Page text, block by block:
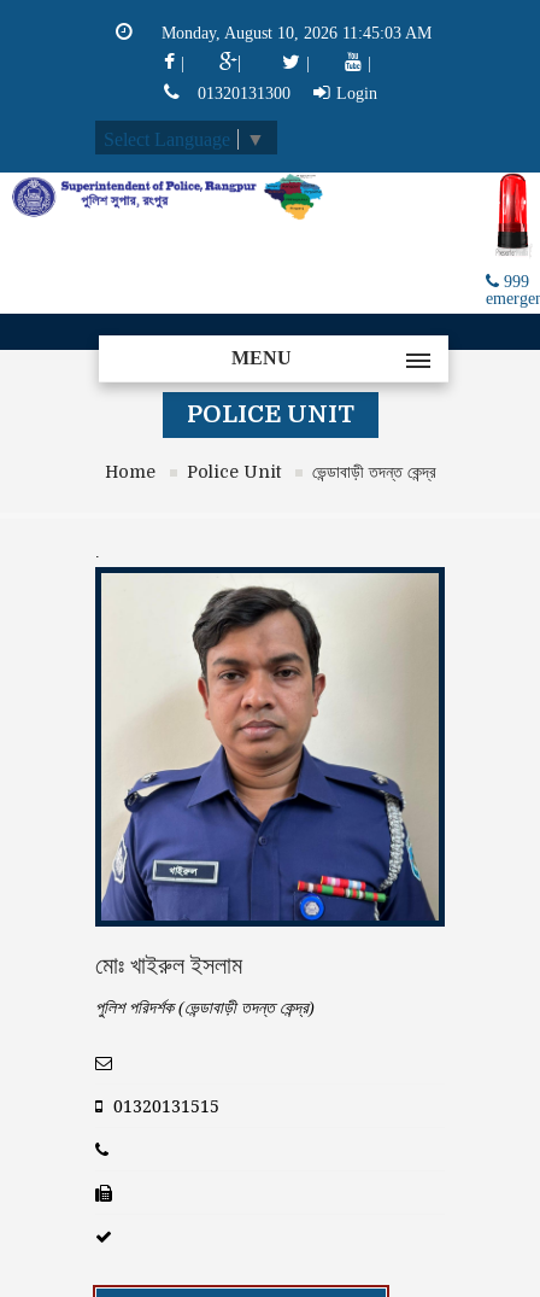
Monday, August 10, 2026 11:45:03 AM
|
01320131300
Login
Select Language ▼
999
MENU
POLICE UNIT
Home Police Unit ভেন্ডাবাড়ী তদন্ত কেন্দ্র
মোঃ খাইরুল ইসলাম
পুলিশ পরিদর্শক (ভেন্ডাবাড়ী তদন্ত কেন্দ্র)
01320131515